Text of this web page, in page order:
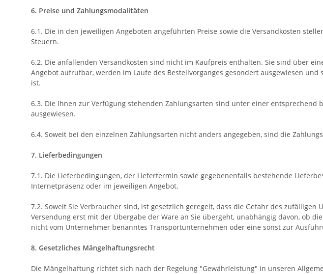
6. Preise und Zahlungsmodalitäten
6.1. Die in den jeweiligen Angeboten angeführten Preise sowie die Versandkosten
Steuern.
6.2. Die anfallenden Versandkosten sind nicht im Kaufpreis enthalten. Sie sind über
Angebot aufrufbar, werden im Laufe des Bestellvorganges gesondert ausgewiesen
ist.
6.3. Die Ihnen zur Verfügung stehenden Zahlungsarten sind unter einer entsprechend
ausgewiesen.
6.4. Soweit bei den einzelnen Zahlungsarten nicht anders angegeben, sind die
7. Lieferbedingungen
7.1. Die Lieferbedingungen, der Liefertermin sowie gegebenenfalls bestehende
Internetpräsenz oder im jeweiligen Angebot.
7.2. Soweit Sie Verbraucher sind, ist gesetzlich geregelt, dass die Gefahr des
Versendung erst mit der Übergabe der Ware an Sie übergeht, unabhängig davon, ob
nicht vom Unternehmer benanntes Transportunternehmen oder eine sonst zur
8. Gesetzliches Mängelhaftungsrecht
Die Mängelhaftung richtet sich nach der Regelung "Gewährleistung" in unseren